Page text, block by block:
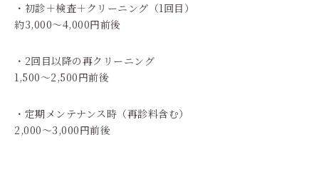
・初診＋検査＋クリーニング（1回目）
約3,000〜4,000円前後
・2回目以降の再クリーニング
1,500〜2,500円前後
・定期メンテナンス時（再診料含む）
2,000〜3,000円前後